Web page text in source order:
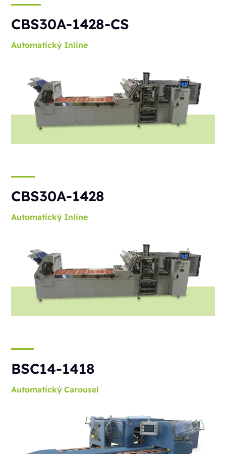
CBS30A-1428-CS
Automatický Inline
CBS30A-1428
Automatický Inline
BSC14-1418
Automatický Carousel